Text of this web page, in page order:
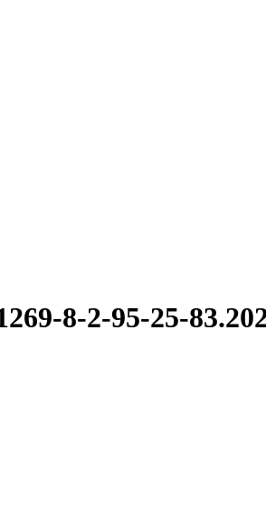
8-2-95-25-